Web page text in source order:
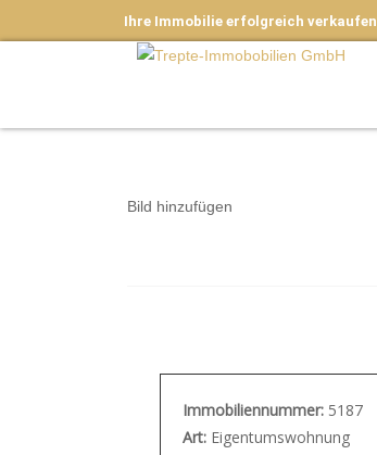
Ihre Immobilie erfolgreich verkaufen
Bild hinzufügen
Immobiliennummer: 5187
Art: Eigentumswohnung